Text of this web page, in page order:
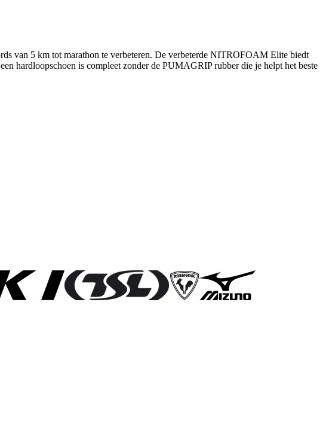
van 5 km tot marathon te verbeteren. De verbeterde NITROFOAM Elite biedt
hardloopschoen is compleet zonder de PUMAGRIP rubber die je helpt het beste